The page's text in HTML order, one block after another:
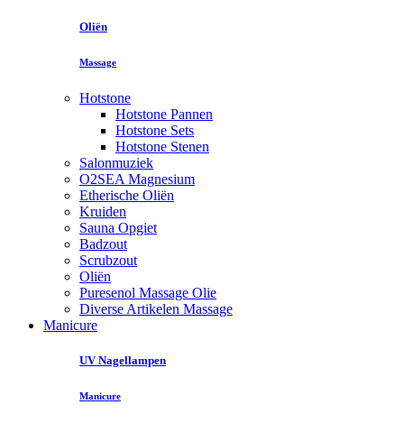
Oliën
Massage
Hotstone
Hotstone Pannen
Hotstone Sets
Hotstone Stenen
Salonmuziek
O2SEA Magnesium
Etherische Oliën
Kruiden
Sauna Opgiet
Badzout
Scrubzout
Oliën
Puresenol Massage Olie
Diverse Artikelen Massage
Manicure
UV Nagellampen
Manicure